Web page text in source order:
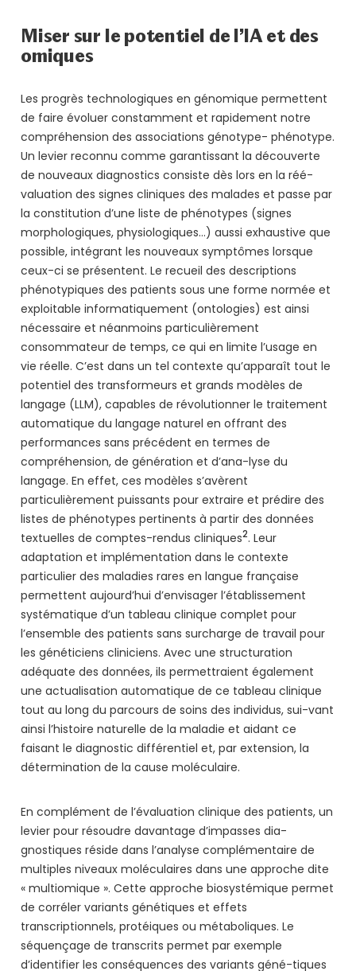
Miser sur le potentiel de l’IA et des
omiques
Les progrès technologiques en génomique permettent
de faire évoluer constamment et rapidement notre
compréhension des associations génotype- phénotype.
Un levier reconnu comme garantissant la découverte
de nouveaux diagnostics consiste dès lors en la réé-
valuation des signes cliniques des malades et passe par
la constitution d’une liste de phénotypes (signes
morphologiques, physiologiques…) aussi exhaustive que
possible, intégrant les nouveaux symptômes lorsque
ceux-ci se présentent. Le recueil des descriptions
phénotypiques des patients sous une forme normée et
exploitable informatiquement (ontologies) est ainsi
nécessaire et néanmoins particulièrement
consommateur de temps, ce qui en limite l’usage en
vie réelle. C’est dans un tel contexte qu’apparaît tout le
potentiel des transformeurs et grands modèles de
langage (LLM), capables de révolutionner le traitement
automatique du langage naturel en offrant des
performances sans précédent en termes de
compréhension, de génération et d’ana-lyse du
langage. En effet, ces modèles s’avèrent
particulièrement puissants pour extraire et prédire des
listes de phénotypes pertinents à partir des données
textuelles de comptes-rendus cliniques2. Leur
adaptation et implémentation dans le contexte
particulier des maladies rares en langue française
permettent aujourd’hui d’envisager l’établissement
systématique d’un tableau clinique complet pour
l’ensemble des patients sans surcharge de travail pour
les généticiens cliniciens. Avec une structuration
adéquate des données, ils permettraient également
une actualisation automatique de ce tableau clinique
tout au long du parcours de soins des individus, sui-vant
ainsi l’histoire naturelle de la maladie et aidant ce
faisant le diagnostic différentiel et, par extension, la
détermination de la cause moléculaire.
En complément de l’évaluation clinique des patients, un
levier pour résoudre davantage d’impasses dia-
gnostiques réside dans l’analyse complémentaire de
multiples niveaux moléculaires dans une approche dite
« multiomique ». Cette approche biosystémique permet
de corréler variants génétiques et effets
transcriptionnels, protéiques ou métaboliques. Le
séquençage de transcrits permet par exemple
d’identifier les conséquences des variants géné-tiques